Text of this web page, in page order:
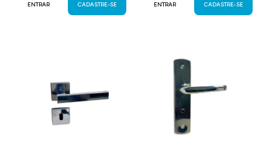
ENTRAR CADASTRE-SE ENTRAR CADASTRE-SE